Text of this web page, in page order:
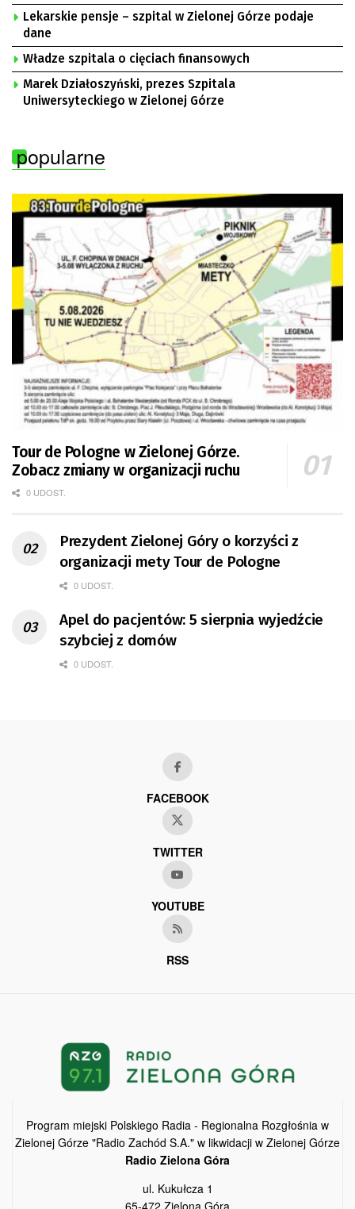
Lekarskie pensje – szpital w Zielonej Górze podaje
dane
Władze szpitala o cięciach finansowych
Marek Działoszyński, prezes Szpitala
Uniwersyteckiego w Zielonej Górze
popularne
Tour de Pologne w Zielonej Górze.
Zobacz zmiany w organizacji ruchu
0 UDOST.
Prezydent Zielonej Góry o korzyści z
organizacji mety Tour de Pologne
0 UDOST.
Apel do pacjentów: 5 sierpnia wyjedźcie
szybciej z domów
0 UDOST.
FACEBOOK
TWITTER
YOUTUBE
RSS
Program miejski Polskiego Radia - Regionalna Rozgłośnia w
Zielonej Górze "Radio Zachód S.A." w likwidacji w Zielonej Górze
Radio Zielona Góra
ul. Kukułcza 1